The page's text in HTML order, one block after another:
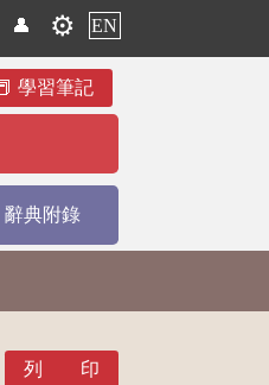
👤 ⚙️ EN
學習筆記
辭典附錄
列 印